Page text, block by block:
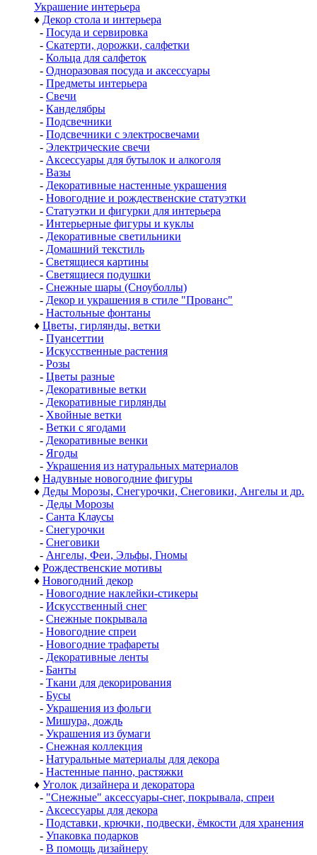
Украшение интерьера
♦ Декор стола и интерьера
- Посуда и сервировка
- Скатерти, дорожки, салфетки
- Кольца для салфеток
- Одноразовая посуда и аксессуары
- Предметы интерьера
- Свечи
- Канделябры
- Подсвечники
- Подсвечники с электросвечами
- Электрические свечи
- Аксессуары для бутылок и алкоголя
- Вазы
- Декоративные настенные украшения
- Новогодние и рождественские статуэтки
- Статуэтки и фигурки для интерьера
- Интерьерные фигуры и куклы
- Декоративные светильники
- Домашний текстиль
- Светящиеся картины
- Светящиеся подушки
- Снежные шары (Сноуболлы)
- Декор и украшения в стиле "Прованс"
- Настольные фонтаны
♦ Цветы, гирлянды, ветки
- Пуансеттии
- Искусственные растения
- Розы
- Цветы разные
- Декоративные ветки
- Декоративные гирлянды
- Хвойные ветки
- Ветки с ягодами
- Декоративные венки
- Ягоды
- Украшения из натуральных материалов
♦ Надувные новогодние фигуры
♦ Деды Морозы, Снегурочки, Снеговики, Ангелы и др.
- Деды Морозы
- Санта Клаусы
- Снегурочки
- Снеговики
- Ангелы, Феи, Эльфы, Гномы
♦ Рождественские мотивы
♦ Новогодний декор
- Новогодние наклейки-стикеры
- Искусственный снег
- Снежные покрывала
- Новогодние спреи
- Новогодние трафареты
- Декоративные ленты
- Банты
- Ткани для декорирования
- Бусы
- Украшения из фольги
- Мишура, дождь
- Украшения из бумаги
- Снежная коллекция
- Натуральные материалы для декора
- Настенные панно, растяжки
♦ Уголок дизайнера и декоратора
- "Снежные" аксессуары-снег, покрывала, спреи
- Аксессуары для декора
- Подставки, крючки, подвески, ёмкости для хранения
- Упаковка подарков
- В помощь дизайнеру